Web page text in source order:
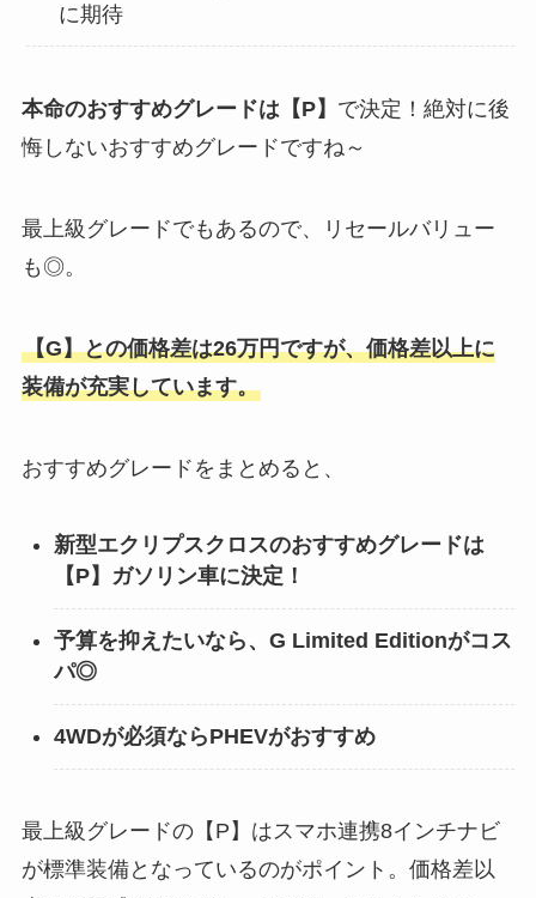
に期待
本命のおすすめグレードは【P】 で決定！絶対に後
悔しないおすすめグレードですね～
最上級グレードでもあるので、リセールバリュー
も◎。
【G】との価格差は26万円ですが、価格差以上に
装備が充実しています。
おすすめグレードをまとめると、
新型エクリプスクロスのおすすめグレードは
【P】ガソリン車に決定！
予算を抑えたいなら、G Limited Editionがコス
パ◎
4WDが必須ならPHEVがおすすめ
最上級グレードの【P】はスマホ連携8インチナビ
が標準装備となっているのがポイント。価格差以